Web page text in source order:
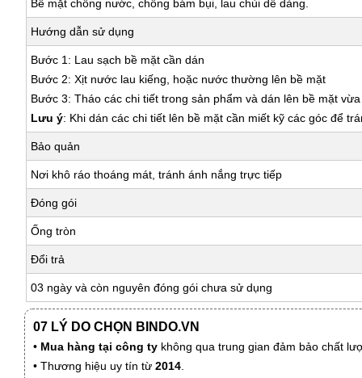
Bề mặt chống nước, chống bám bụi, lau chùi dễ dàng.
Hướng dẫn sử dụng
Bước 1: Lau sạch bề mặt cần dán
Bước 2: Xịt nước lau kiếng, hoặc nước thường lên bề mặt
Bước 3: Tháo các chi tiết trong sản phẩm và dán lên bề mặt
Lưu ý: Khi dán các chi tiết lên bề mặt cần miết kỹ các góc để
Bảo quản
Nơi khô ráo thoáng mát, tránh ánh nắng trực tiếp
Đóng gói
Ống tròn
Đổi trả
03 ngày và còn nguyên đóng gói chưa sử dụng
07 LÝ DO CHỌN BINDO.VN
• Mua hàng tại công ty không qua trung gian đảm bảo chất
• Thương hiệu uy tín từ 2014.